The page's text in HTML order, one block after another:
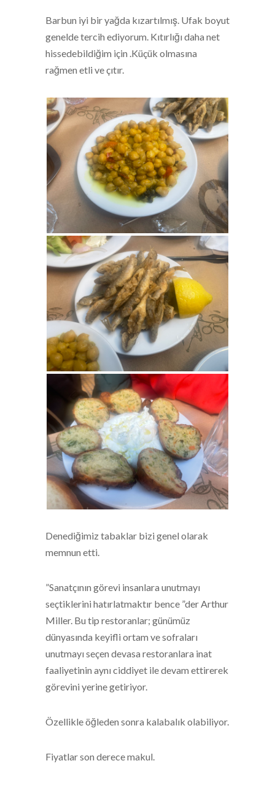
Barbun iyi bir yağda kızartılmış. Ufak boyut
genelde tercih ediyorum. Kıtırlığı daha net
hissedebildiğim için .Küçük olmasına
rağmen etli ve çıtır.
Denediğimiz tabaklar bizi genel olarak
memnun etti.
”Sanatçının görevi insanlara unutmayı
seçtiklerini hatırlatmaktır bence ”der Arthur
Miller. Bu tip restoranlar; günümüz
dünyasında keyifli ortam ve sofraları
unutmayı seçen devasa restoranlara inat
faaliyetinin aynı ciddiyet ile devam ettirerek
görevini yerine getiriyor.
Özellikle öğleden sonra kalabalık olabiliyor.
Fiyatlar son derece makul.